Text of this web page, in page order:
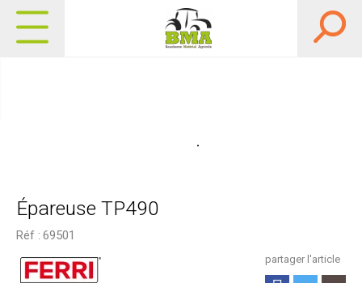
Épareuse TP490
Réf : 69501
partager l'article